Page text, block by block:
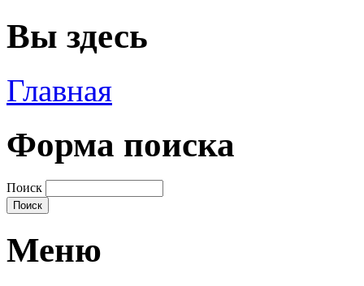
Вы здесь
Главная
Форма поиска
Поиск
Меню